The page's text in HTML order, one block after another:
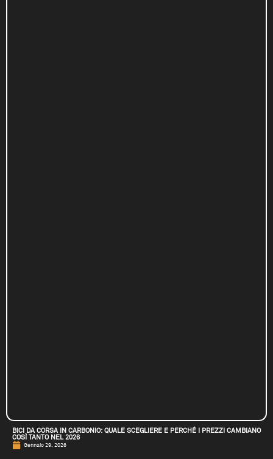
BICI DA CORSA IN CARBONIO: QUALE SCEGLIERE E PERCHÉ I PREZZI CAMBIANO
COSÌ TANTO NEL 2026
Gennaio 29, 2026